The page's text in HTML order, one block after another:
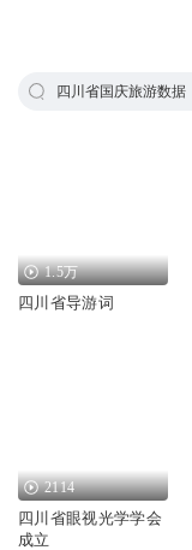
四川省国庆旅游数据
1.5万
四川省导游词
2114
四川省眼视光学学会
成立